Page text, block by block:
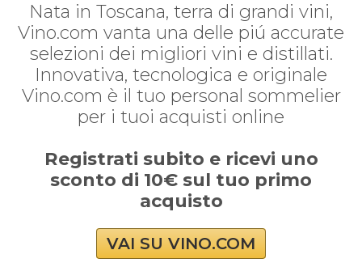
Nata in Toscana, terra di grandi vini,
Vino.com vanta una delle piú accurate
selezioni dei migliori vini e distillati.
Innovativa, tecnologica e originale
Vino.com è il tuo personal sommelier
per i tuoi acquisti online
Registrati subito e ricevi uno
sconto di 10€ sul tuo primo
acquisto
VAI SU VINO.COM